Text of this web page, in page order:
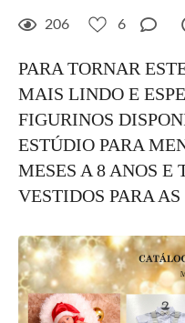
206 6
PARA TORNAR
MAIS LINDO E
FIGURINOS
ESTÚDIO PARA
MESES A 8 ANOS E
VESTIDOS PARA